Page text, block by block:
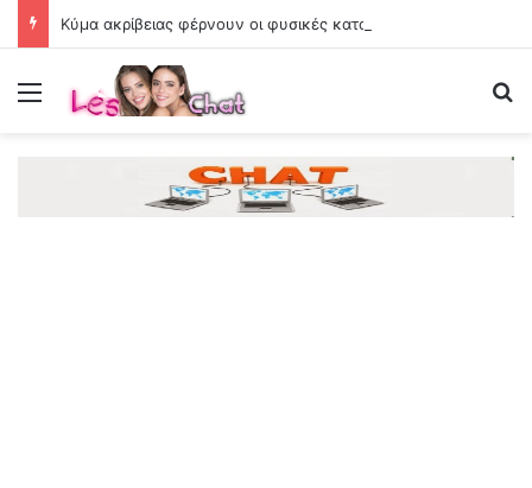
Κύμα ακρίβειας φέρνουν οι φυσικές καταστροφές
Menu